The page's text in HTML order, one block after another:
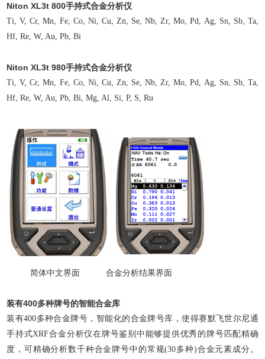
Niton XL3t 800手持式合金分析仪
Ti, V, Cr, Mn, Fe, Co, Ni, Cu, Zn, Se, Nb, Zr, Mo, Pd, Ag, Sn, Sb, Ta,
Hf, Re, W, Au, Pb, Bi
NitonXL3t 980手持式合金分析仪
Ti, V, Cr, Mn, Fe, Co, Ni, Cu, Zn, Se, Nb, Zr, Mo, Pd, Ag, Sn, Sb, Ta,
Hf, Re, W, Au, Pb, Bi, Mg, Al, Si, P, S, Ru
简体中文界面 合金分析结果界面
装有400多种牌号的智能合金库
装有400多种合金牌号，智能化的合金牌号库，使得赛默飞世尔尼通
手持式XRF合金分析仪在牌号鉴别中能够提供优秀的牌号匹配精确
度，可精确分析数千种合金牌号中的常规(30多种)合金元素成分。